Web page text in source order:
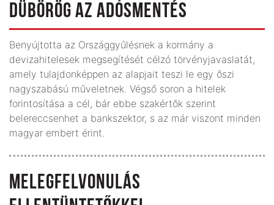
DÜBÖRÖG AZ ADÓSMENTÉS
Benyújtotta az Országgyűlésnek a kormány a
devizahitelesek megsegítését célzó törvényjavaslatát,
amely tulajdonképpen az alapjait teszi le egy őszi
nagyszabású műveletnek. Végső soron a hitelek
forintosítása a cél, bár ebbe szakértők szerint
belereccsenhet a bankszektor, s az már viszont minden
magyar embert érint.
MELEGFELVONULÁS